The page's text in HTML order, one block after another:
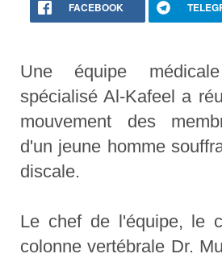
FACEBOOK
Une équipe
spécialisé Al-Kafeel a
mouvement des
d'un jeune homme
discale.
Le chef de l'équipe, le
colonne vertébrale Dr.